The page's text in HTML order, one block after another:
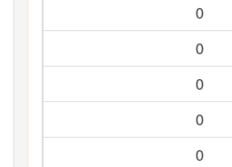
0
0
0
0
0